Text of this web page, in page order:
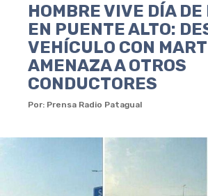
HOMBRE VIVE DÍA DE
EN PUENTE ALTO:
VEHÍCULO CON
AMENAZA A OTROS
CONDUCTORES
Por: Prensa Radio Patagual